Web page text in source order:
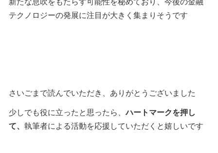
テクノロジーの発展に注目が大きく集まりそうです
さいごまで読んでいただき、ありがとうございました
少しでも役に立ったと思ったら、ハートマークを押し
て、 執筆者による活動を応援していただくと嬉しいです